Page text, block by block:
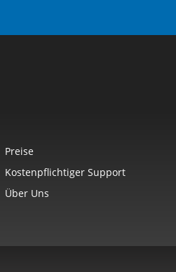
Preise
Kostenpflichtiger Support
Über Uns